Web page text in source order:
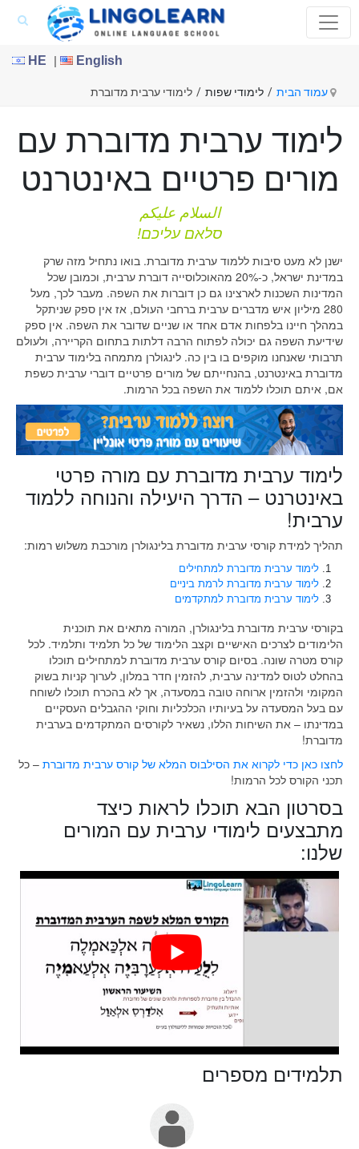
HE | English
עמוד הבית / לימודי שפות / לימודי ערבית מדוברת
לימוד ערבית מדוברת עם
מורים פרטיים באינטרנט
السلام عليكم
סלאם עליכם!
ישנן לא מעט סיבות ללמוד ערבית מדוברת. בואו נתחיל מזה שרק
במדינת ישראל, כ-20% מהאוכלוסייה דוברת ערבית, וכמובן שכל
המדינות השכנות לארצינו גם כן דוברות את השפה. מעבר לכך, מעל
280 מיליון איש מדברים ערבית ברחבי העולם, אז אין ספק שניתקל
במהלך חיינו בלפחות אדם אחד או שניים שדובר את השפה. אין ספק
שידיעת השפה גם יכולה לפתוח הרבה דלתות בתחום הקריירה, ולעולם
תרבותי שאנחנו מוקפים בו בין כה. לינגולרן מתמחה בלימוד ערבית
מדוברת באינטרנט, בהנחייתם של מורים פרטיים דוברי ערבית כשפת
אם, איתם תוכלו ללמוד את השפה בכל הרמות.
לימוד ערבית מדוברת עם מורה פרטי
באינטרנט – הדרך היעילה והנוחה ללמוד
ערבית!
תהליך למידת קורסי ערבית מדוברת בלינגולרן מורכבת משלוש רמות:
לימוד ערבית מדוברת למתחילים
לימוד ערבית מדוברת לרמת ביניים
לימוד ערבית מדוברת למתקדמים
בקורסי ערבית מדוברת בלינגולרן, המורה מתאים את תוכנית
הלימודים לצרכים האישיים וקצב הלימוד של כל תלמיד ותלמיד. לכל
קורס מטרה שונה. בסיום קורס ערבית מדוברת למתחילים תוכלו
בהחלט לטוס למדינה ערבית, להזמין חדר במלון, לערוך קניות בשוק
המקומי ולהזמין ארוחה טובה במסעדה, אך לא בהכרח תוכלו לשוחח
עם בעל המסעדה על בעיותיו הכלכליות וחוקי ההגבלים העסקיים
במדינתו – את השיחות הללו, נשאיר לקורסים המתקדמים בערבית
מדוברת!
לחצו כאן כדי לקרוא את הסילבוס המלא של קורס ערבית מדוברת – כל
תכני הקורס לכל הרמות!
בסרטון הבא תוכלו לראות כיצד
מתבצעים לימודי ערבית עם המורים
שלנו:
תלמידים מספרים